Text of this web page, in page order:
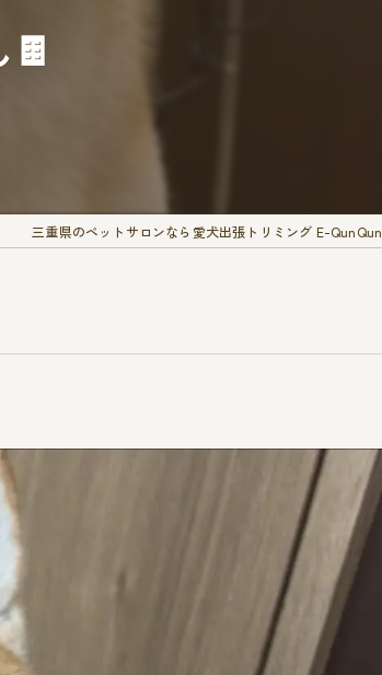
三重県のペットサロンなら愛犬出張トリミング E-QunQun